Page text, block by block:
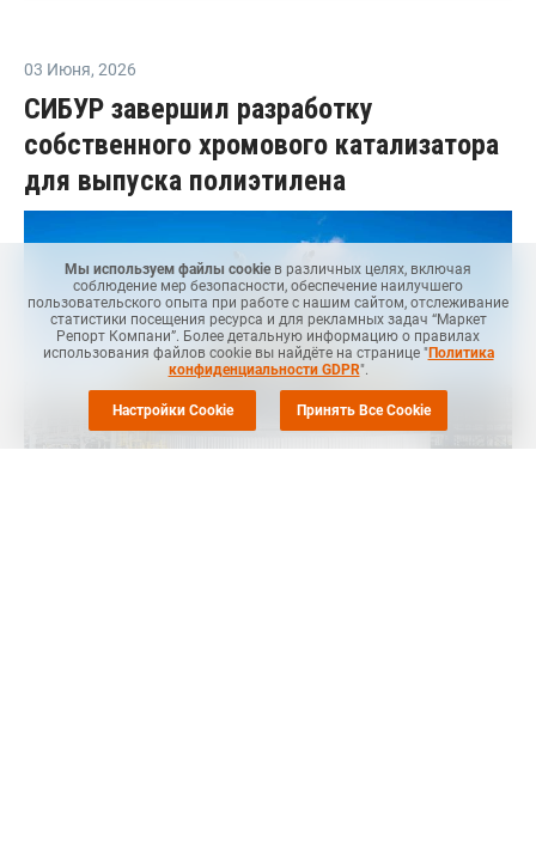
03 Июня, 2026
СИБУР завершил разработку
собственного хромового катализатора
для выпуска полиэтилена
Мы используем файлы cookie в различных целях, включая
соблюдение мер безопасности, обеспечение наилучшего
пользовательского опыта при работе с нашим сайтом, отслеживание
статистики посещения ресурса и для рекламных задач “Маркет
Репорт Компани”. Более детальную информацию о правилах
использования файлов cookie вы найдёте на странице "Политика
конфиденциальности GDPR".
Настройки Cookie Принять Все Cookie